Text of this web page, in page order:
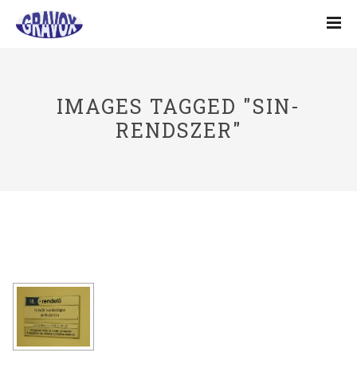
IMAGES TAGGED "SIN-
RENDSZER"